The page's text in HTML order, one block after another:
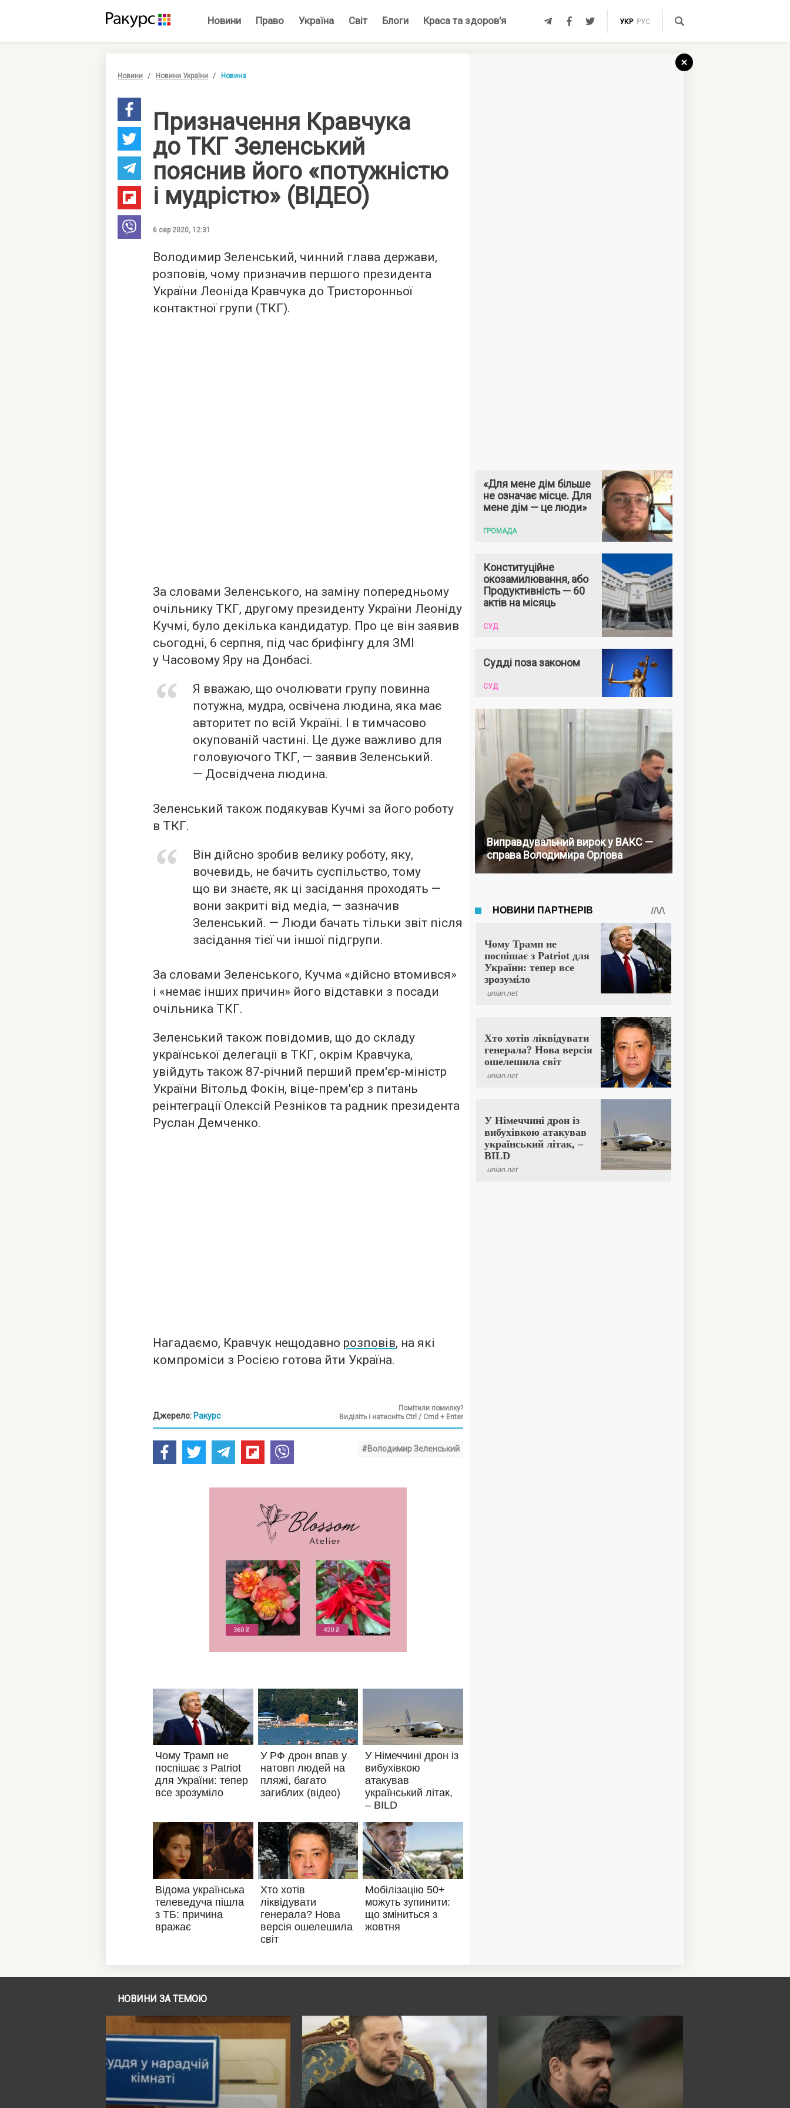
Новини Право Україна Світ Блоги Краса та здоров'я УКР РУС
Новини Новини України Новина
Призначення Кравчука
до ТКГ Зеленський
пояснив його «потужністю
і мудрістю» (ВІДЕО)
6 сер 2020, 12:31
Володимир Зеленський, чинний глава держави,
розповів, чому призначив першого президента
України Леоніда Кравчука до Тристоронньої
контактної групи (ТКГ).
За словами Зеленського, на заміну попередньому
очільнику ТКГ, другому президенту України Леоніду
Кучмі, було декілька кандидатур. Про це він заявив
сьогодні, 6 серпня, під час брифінгу для ЗМІ
у Часовому Яру на Донбасі.
Я вважаю, що очолювати групу повинна
потужна, мудра, освічена людина, яка має
авторитет по всій Україні. І в тимчасово
окупованій частині. Це дуже важливо для
головуючого ТКГ, — заявив Зеленський.
— Досвідчена людина.
Зеленський також подякував Кучмі за його роботу
в ТКГ.
Він дійсно зробив велику роботу, яку,
вочевидь, не бачить суспільство, тому
що ви знаєте, як ці засідання проходять —
вони закриті від медіа, — зазначив
Зеленський. — Люди бачать тільки звіт після
засідання тієї чи іншої підгрупи.
За словами Зеленського, Кучма «дійсно втомився»
і «немає інших причин» його відставки з посади
очільника ТКГ.
Зеленський також повідомив, що до складу
української делегації в ТКГ, окрім Кравчука,
увійдуть також 87-річний перший прем'єр-міністр
України Вітольд Фокін, віце-прем'єр з питань
реінтеграції Олексій Резніков та радник президента
Руслан Демченко.
Нагадаємо, Кравчук нещодавно розповів, на які
компроміси з Росією готова йти Україна.
Джерело: Ракурс
Помітили помилку?
Виділіть і натисніть Ctrl / Cmd + Enter
#Володимир Зеленський
«Для мене дім більше
не означає місце. Для
мене дім — це люди»
ГРОМАДА
Конституційне
окозамилювання, або
Продуктивність — 60
актів на місяць
СУД
Судді поза законом
СУД
Виправдувальний вирок у ВАКС —
справа Володимира Орлова
НОВИНИ ЗА ТЕМОЮ